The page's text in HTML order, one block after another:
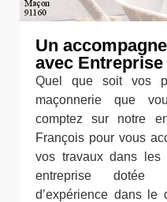
Un
avec
Quel que soit vos
maçonnerie que
comptez sur notre
François pour vous
vos travaux dans les
entreprise dotée
d’expérience dans